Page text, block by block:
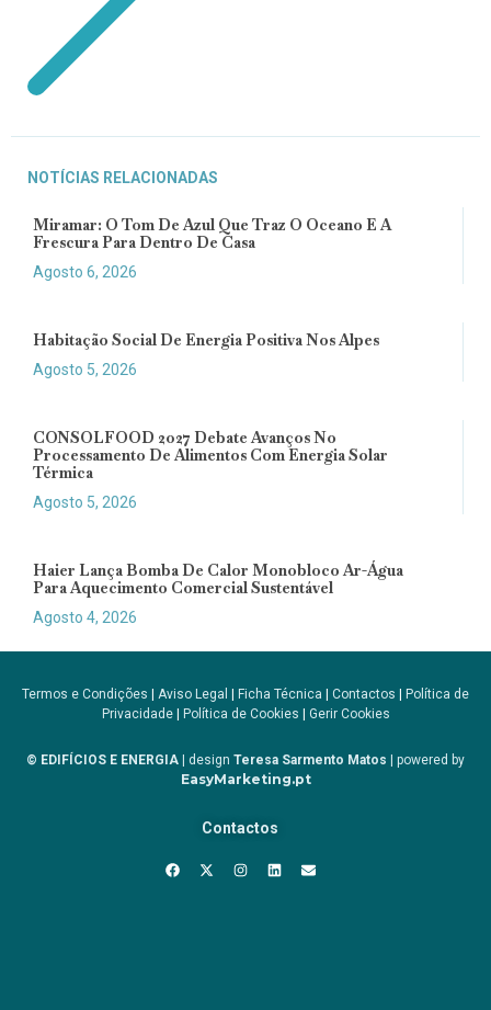
NOTÍCIAS RELACIONADAS
Miramar: O Tom De Azul Que Traz O Oceano E A
Frescura Para Dentro De Casa
Agosto 6, 2026
Habitação Social De Energia Positiva Nos Alpes
Agosto 5, 2026
CONSOLFOOD 2027 Debate Avanços No
Processamento De Alimentos Com Energia Solar
Térmica
Agosto 5, 2026
Haier Lança Bomba De Calor Monobloco Ar-Água
Para Aquecimento Comercial Sustentável
Agosto 4, 2026
Termos e Condições Aviso Legal Ficha Técnica Contactos
Política de
Privacidade| Política de Cookies Gerir Cookies
© EDIFÍCIOS E ENERGIA | design Teresa Sarmento Matos | powered by
EasyMarketing.pt
Contactos